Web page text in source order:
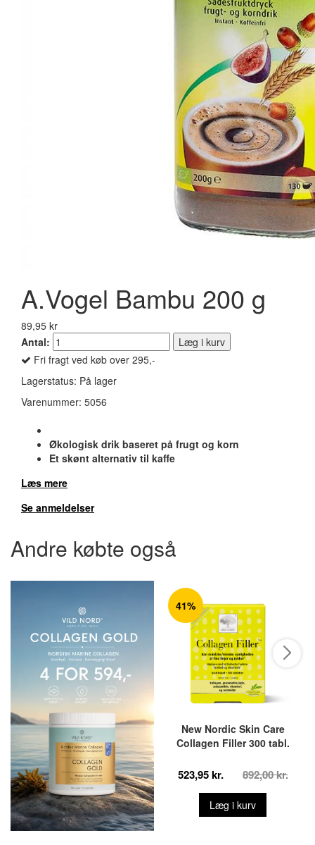
New Nordic Hair Volume™ 180 tabl.
1.038,00 kr.
Læg i kurv
A.Vogel Bambu 200 g
89,95 kr
Antal:
Læg i kurv
Fri fragt ved køb over 295,-
Lagerstatus: På lager
Varenummer: 5056
Økologisk drik baseret på frugt og korn
Et skønt alternativ til kaffe
Læs mere
Se anmeldelser
Andre købte også
41%
New Nordic Skin Care
Collagen Filler 300 tabl.
523,95 kr. 892,00 kr.
Læg i kurv